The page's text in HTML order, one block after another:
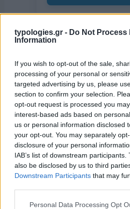
typologies.gr - Do Not Process
Information
If you wish to opt-out of the sale,
processing of your personal or
targeted advertising by us, please
section to confirm your selection.
opt-out request is processed you
interest-based ads based on
us or personal information disclosed
your opt-out. You may separately
disclosure of your personal
IAB’s list of downstream
also be disclosed by us to third
Downstream Participants that may
Please note that this website/app
Personal Data Processing Opt